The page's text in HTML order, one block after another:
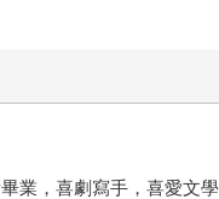
業，喜劇寫手，喜愛文